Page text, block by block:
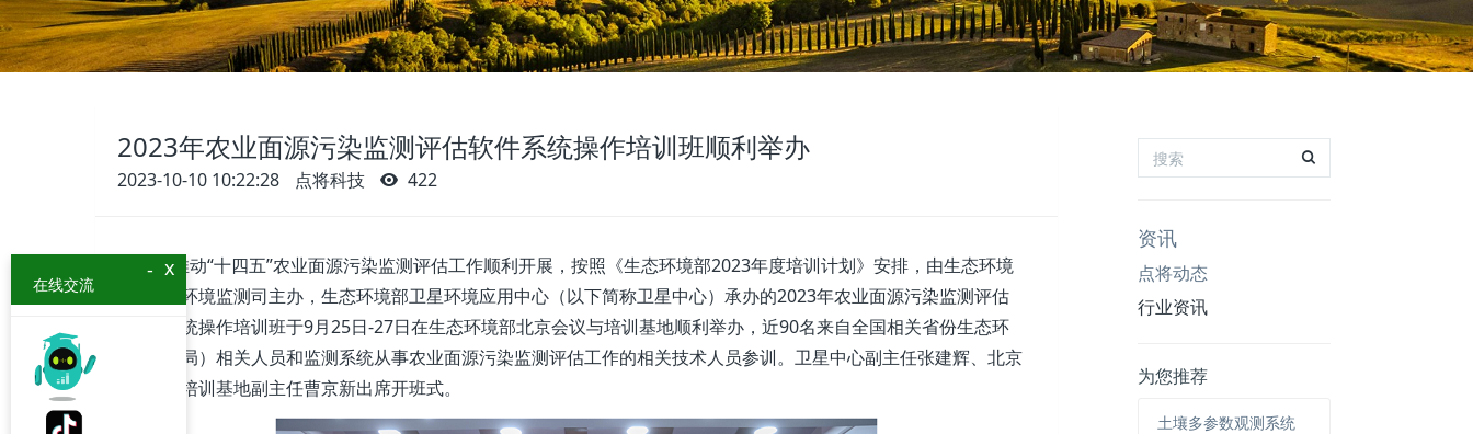
2023年农业面源污染监测评估软件系统操作培训班顺利举办
2023-10-10 10:22:28 点将科技 422
为推动“十四五”农业面源污染监测评估工作顺利开展，按照《生态环境部2023年度培训计划》安排，由生态环境
部生态环境监测司主办，生态环境部卫星环境应用中心（以下简称卫星中心）承办的2023年农业面源污染监测评估
软件系统操作培训班于9月25日-27日在生态环境部北京会议与培训基地顺利举办，近90名来自全国相关省份生态环
境厅（局）相关人员和监测系统从事农业面源污染监测评估工作的相关技术人员参训。卫星中心副主任张建辉、北京
会议与培训基地副主任曹京新出席开班式。
资讯
点将动态
行业资讯
为您推荐
土壤多参数观测系统
x
-
在线交流